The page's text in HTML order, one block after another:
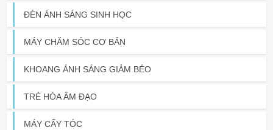
ĐÈN ÁNH SÁNG SINH HỌC
MÁY CHĂM SÓC CƠ BẢN
KHOANG ÁNH SÁNG GIẢM BÉO
TRẺ HÓA ÂM ĐẠO
MÁY CẤY TÓC